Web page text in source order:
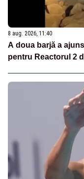
8 aug. 2026, 11:40
A doua barjă a
pentru Reactorul 2